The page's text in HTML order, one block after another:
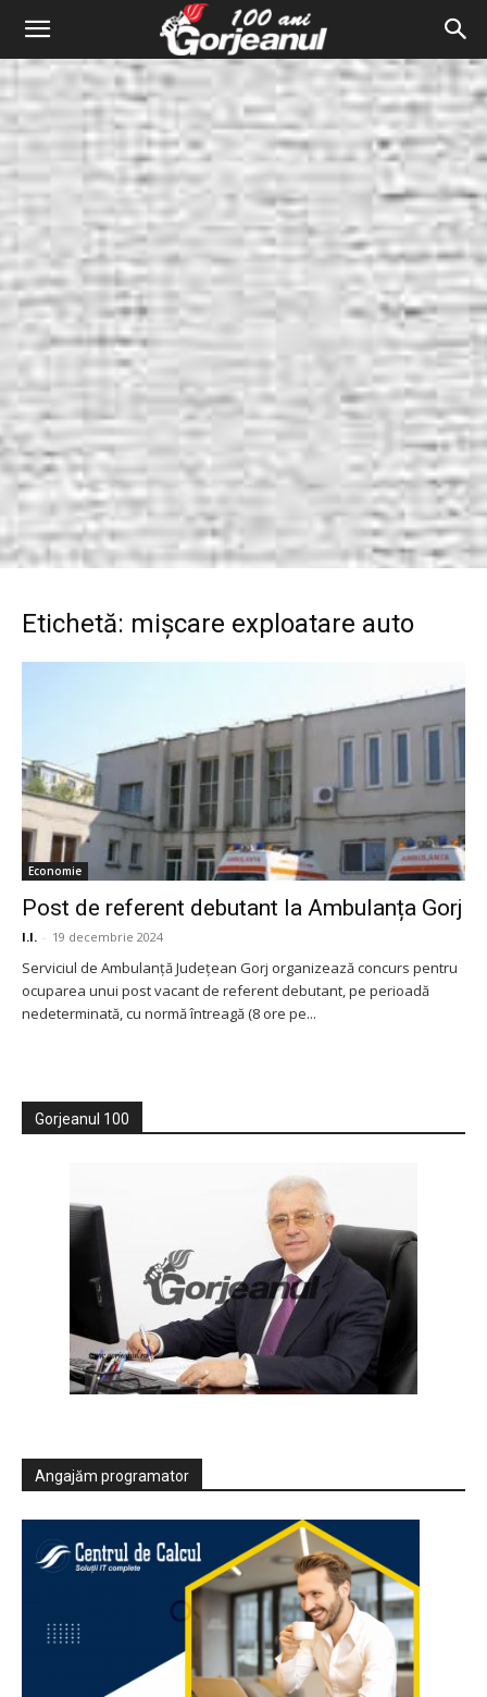
Etichetă: mișcare exploatare auto
Economie
Post de referent debutant la Ambulanța Gorj
I.I. - 19 decembrie 2024
Serviciul de Ambulanță Județean Gorj organizează concurs pentru
ocuparea unui post vacant de referent debutant, pe perioadă
nedeterminată, cu normă întreagă (8 ore pe...
Gorjeanul 100
Angajăm programator